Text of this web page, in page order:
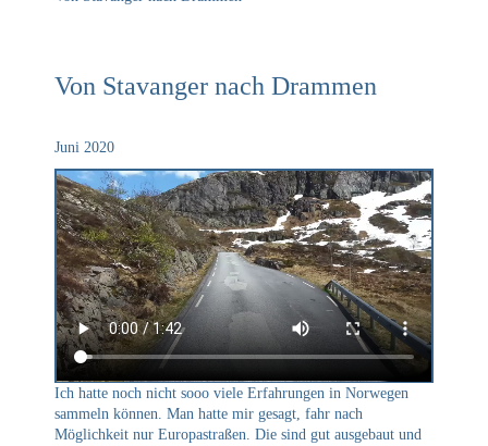
Von Stavanger nach Drammen
Juni 2020
Ich hatte noch nicht sooo viele Erfahrungen in Norwegen
sammeln können. Man hatte mir gesagt, fahr nach
Möglichkeit nur Europastraßen. Die sind gut ausgebaut und